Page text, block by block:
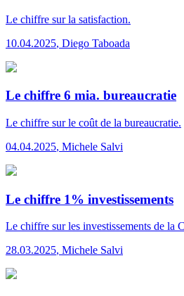
Le chiffre sur la satisfaction.
10.04.2025, Diego Taboada
Le chiffre 6 mia. bureaucratie
Le chiffre sur le coût de la bureaucratie.
04.04.2025, Michele Salvi
Le chiffre 1% investissements
Le chiffre sur les investissements de la
28.03.2025, Michele Salvi